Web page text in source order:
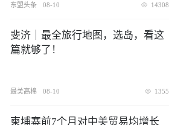
东盟头条 08-10 14308
斐济｜最全旅行地图，选岛，看这
篇就够了！
最美高棉 08-10 1355
柬埔寨前7个月对中美贸易均增长